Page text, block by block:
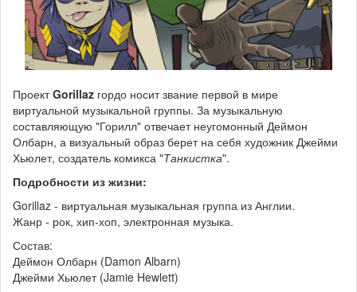
ПроектGorillaz гордо носит звание первой в мире
виртуальной музыкальной группы. За музыкальную
составляющую "Горилл" отвечает неугомонный Деймон
Олбарн, а визуальный образ берет на себя художник Джейми
Хьюлет, создатель комикса "Танкистка".
Подробности из жизни:
Gorillaz - виртуальная музыкальная группа из Англии.
Жанр - рок, хип-хоп, электронная музыка.
Состав:
Деймон Олбарн (Damon Albarn)
Джейми Хьюлет (Jamie Hewlett)